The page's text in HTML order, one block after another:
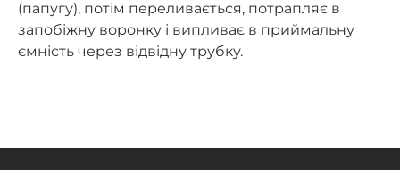
(папугу), потім переливається, потрапляє в
запобіжну воронку і випливає в приймальну
ємність через відвідну трубку.